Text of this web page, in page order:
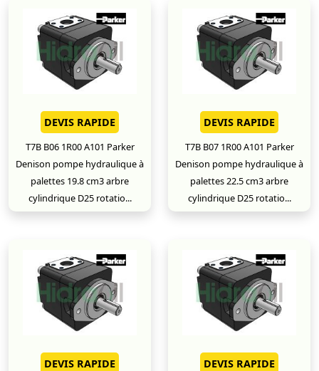
DEVIS RAPIDE
T7B B06 1R00 A101 Parker
Denison pompe hydraulique à
palettes 19.8 cm3 arbre
cylindrique D25 rotatio...
DEVIS RAPIDE
T7B B07 1R00 A101 Parker
Denison pompe hydraulique à
palettes 22.5 cm3 arbre
cylindrique D25 rotatio...
DEVIS RAPIDE DEVIS RAPIDE